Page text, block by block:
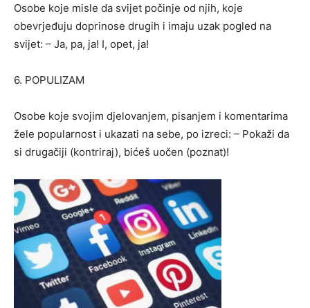
Osobe koje misle da svijet počinje od njih, koje
obevrjeđuju doprinose drugih i imaju uzak pogled na
svijet: – Ja, pa, ja! I, opet, ja!
6. POPULIZAM
Osobe koje svojim djelovanjem, pisanjem i komentarima
žele popularnost i ukazati na sebe, po izreci: – Pokaži da
si drugačiji (kontriraj), bićeš uočen (poznat)!